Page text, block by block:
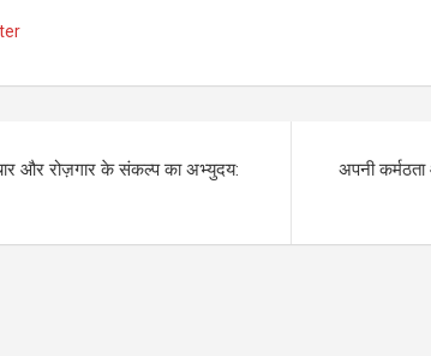
gr
m
Li
k
e
और रोज़गार के संकल्प का अभ्युदय:
अपनी